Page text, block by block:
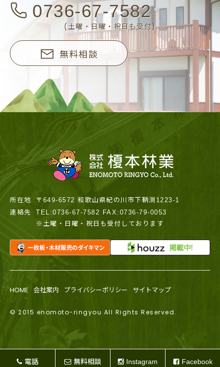
0736-67-7582
(土曜・日曜・祝日も受付)
無料相談
所在地
〒649-6572 和歌山県紀の川市下鞆渕1223-1
連絡先
TEL:0736-67-7582 FAX:0736-79-0053
※土曜・日曜・祝日も受付しております
HOME 会社案内 プライバシーポリシー サイトマップ
© 2015 enomoto-ringyou All Rights Reserved.
電話 無料相談 Instagram Facebook